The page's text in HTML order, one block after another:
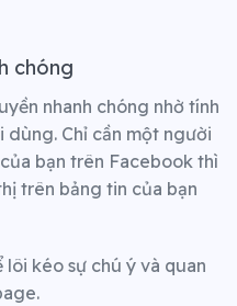
chóng
nhanh chóng nhờ tính
Chỉ cần một người
bạn trên Facebook thì
trên bảng tin của bạn
kéo sự chú ý và quan